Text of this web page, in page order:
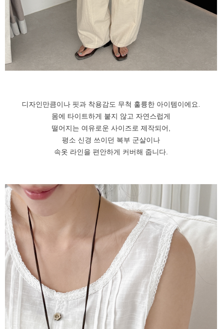
디자인만큼이나 핏과 착용감도 무척 훌륭한 아이템이에요.
몸에 타이트하게 붙지 않고 자연스럽게
떨어지는 여유로운 사이즈로 제작되어,
평소 신경 쓰이던 복부 군살이나
속옷 라인을 편안하게 커버해 줍니다.